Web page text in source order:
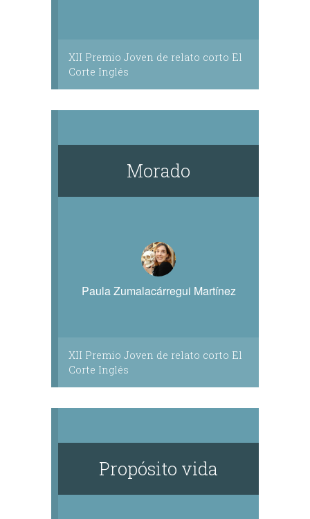
XII Premio Joven de relato corto El
Corte Inglés
Morado
Paula Zumalacárregui Martínez
XII Premio Joven de relato corto El
Corte Inglés
Propósito vida